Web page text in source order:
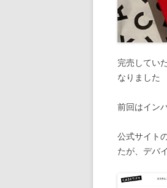
完売していた
なりました
前回はイン
公式サイト
たが、デバ